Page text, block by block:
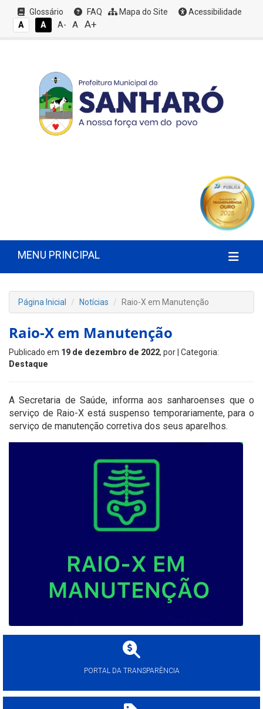
Glossário FAQ Mapa do Site
Acessibilidade
A
A A- A A+
MENU PRINCIPAL
Página Inicial Notícias Raio-X em Manutenção
Raio-X em Manutenção
Publicado em 19 de dezembro de 2022, por | Categoria:
Destaque
A Secretaria de Saúde, informa aos sanharoenses que o
serviço de Raio-X está suspenso temporariamente, para o
serviço de manutenção corretiva dos seus aparelhos.
PORTAL DA TRANSPARÊNCIA